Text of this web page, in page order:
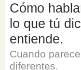
Cómo
lo que tú
entiende.
Cuando
diferentes.